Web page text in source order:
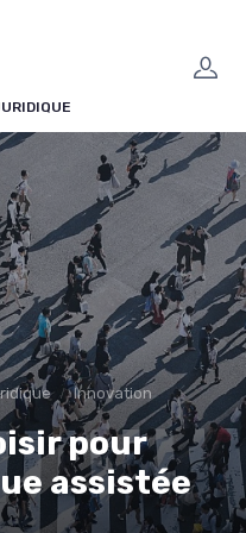
Innovation
pour
assistée